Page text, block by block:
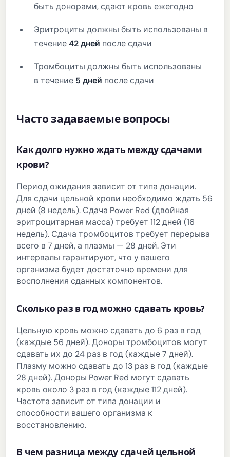
быть донорами, сдают кровь ежегодно
Эритроциты должны быть использованы в
течение42 дней после сдачи
Тромбоциты должны быть использованы
в течение 5 дней после сдачи
Часто задаваемые вопросы
Как долго нужно ждать между сдачами
крови?
Период ожидания зависит от типа донации.
Для сдачи цельной крови необходимо ждать 56
дней (8 недель). Сдача Power Red (двойная
эритроцитарная масса) требует 112 дней (16
недель). Сдача тромбоцитов требует перерыва
всего в 7 дней, а плазмы — 28 дней. Эти
интервалы гарантируют, что у вашего
организма будет достаточно времени для
восполнения сданных компонентов.
Сколько раз в год можно сдавать кровь?
Цельную кровь можно сдавать до 6 раз в год
(каждые 56 дней). Доноры тромбоцитов могут
сдавать их до 24 раз в год (каждые 7 дней).
Плазму можно сдавать до 13 раз в год (каждые
28 дней). Доноры Power Red могут сдавать
кровь около 3 раз в год (каждые 112 дней).
Частота зависит от типа донации и
способности вашего организма к
восстановлению.
В чем разница между сдачей цельной